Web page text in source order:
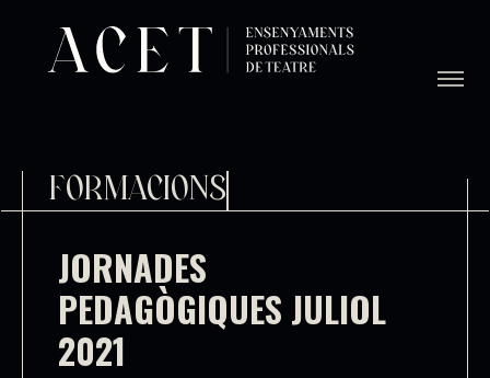
FORMACIONS
JORNADES
PEDAGÒGIQUES JULIOL
2021